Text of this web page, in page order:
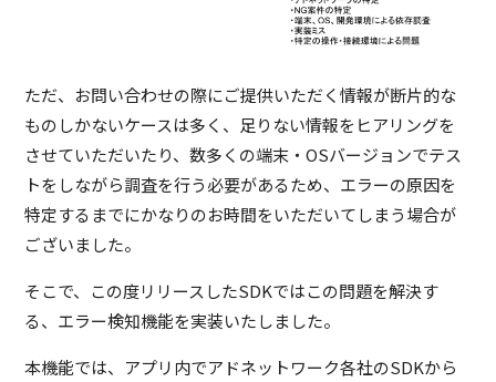
ただ、お問い合わせの際にご提供いただく情報が断片的な
ものしかないケースは多く、足りない情報をヒアリングを
させていただいたり、数多くの端末・OSバージョンでテス
トをしながら調査を行う必要があるため、エラーの原因を
特定するまでにかなりのお時間をいただいてしまう場合が
ございました。
そこで、この度リリースしたSDKではこの問題を解決す
る、エラー検知機能を実装いたしました。
本機能では、アプリ内でアドネットワーク各社のSDKから